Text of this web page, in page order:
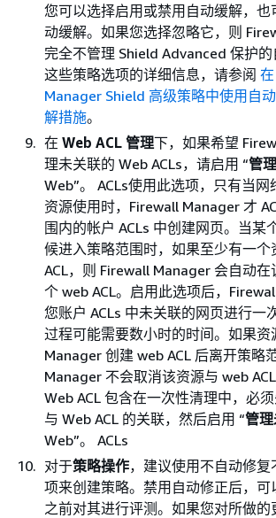
您可以选择启用或禁用自动缓解，也
动缓解。如果您选择忽略它，则
完全不管理 Shield Advanced 保护
这些策略选项的详细信息，请参阅
Manager Shield 高级策略中使用自
解措施。
在 Web ACL 管理下，如果希望
理未关联的 Web ACLs，请启用 “管
Web”。 ACLs使用此选项，只有当
资源使用时，Firewall Manager 才
围内的帐户 ACLs 中创建网页。当某
候进入策略范围时，如果至少有一个
ACL，则 Firewall Manager 会自动
个 web ACL。启用此选项后，
您账户 ACLs 中未关联的网页进行一
过程可能需要数小时的时间。如果资
Manager 创建 web ACL 后离开策略
Manager 不会取消该资源与 web
Web ACL 包含在一次性清理中，必
与 Web ACL 的关联，然后启用 “管
Web”。 ACLs
对于策略操作，建议使用不自动修
项来创建策略。禁用自动修正后，可
之前对其进行评测。如果您对所做